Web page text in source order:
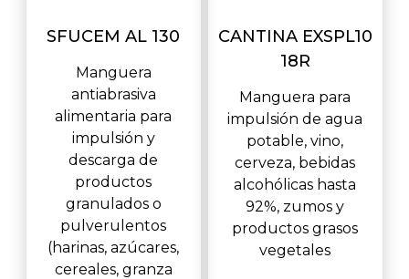
SFUCEM AL 130
Manguera
antiabrasiva
alimentaria para
impulsión y
descarga de
productos
granulados o
pulverulentos
(harinas, azúcares,
cereales, granza
CANTINA EXSPL10
18R
Manguera para
impulsión de agua
potable, vino,
cerveza, bebidas
alcohólicas hasta
92%, zumos y
productos grasos
vegetales